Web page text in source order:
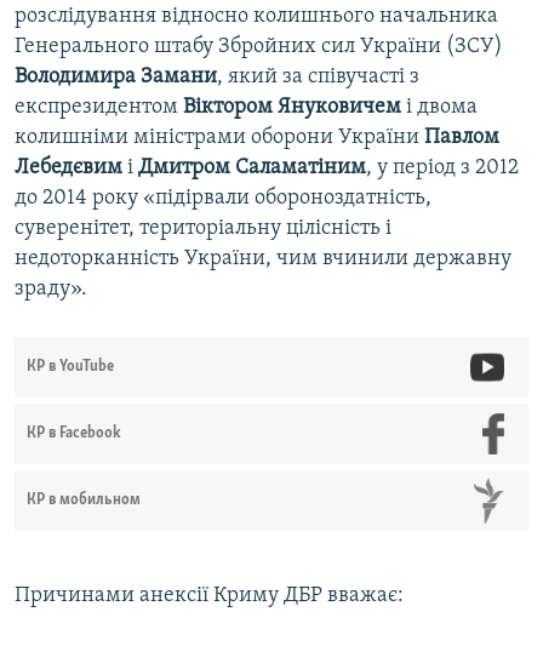
розслідування відносно колишнього начальника
Генерального штабу Збройних сил України (ЗСУ)
Володимира Замани, який за співучасті з
експрезидентом Віктором Януковичем і двома
колишніми міністрами оборони України Павлом
Лебедєвим і Дмитром Саламатіним, у період з 2012
до 2014 року «підірвали обороноздатність,
суверенітет, територіальну цілісність і
недоторканність України, чим вчинили державну
зраду».
КР в YouTube
КР в Facebook
КР в мобильном
Причинами анексії Криму ДБР вважає: